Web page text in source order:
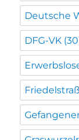
Deutsche
DFG-VK